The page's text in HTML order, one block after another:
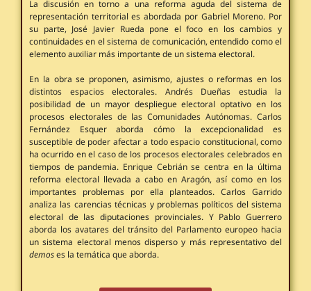
La discusión en torno a una reforma aguda del sistema de
representación territorial es abordada por Gabriel Moreno. Por
su parte, José Javier Rueda pone el foco en los cambios y
continuidades en el sistema de comunicación, entendido como el
elemento auxiliar más importante de un sistema electoral.
En la obra se proponen, asimismo, ajustes o reformas en los
distintos espacios electorales. Andrés Dueñas estudia la
posibilidad de un mayor despliegue electoral optativo en los
procesos electorales de las Comunidades Autónomas. Carlos
Fernández Esquer aborda cómo la excepcionalidad es
susceptible de poder afectar a todo espacio constitucional, como
ha ocurrido en el caso de los procesos electorales celebrados en
tiempos de pandemia. Enrique Cebrián se centra en la última
reforma electoral llevada a cabo en Aragón, así como en los
importantes problemas por ella planteados. Carlos Garrido
analiza las carencias técnicas y problemas políticos del sistema
electoral de las diputaciones provinciales. Y Pablo Guerrero
aborda los avatares del tránsito del Parlamento europeo hacia
un sistema electoral menos disperso y más representativo del
demoses la temática que aborda.